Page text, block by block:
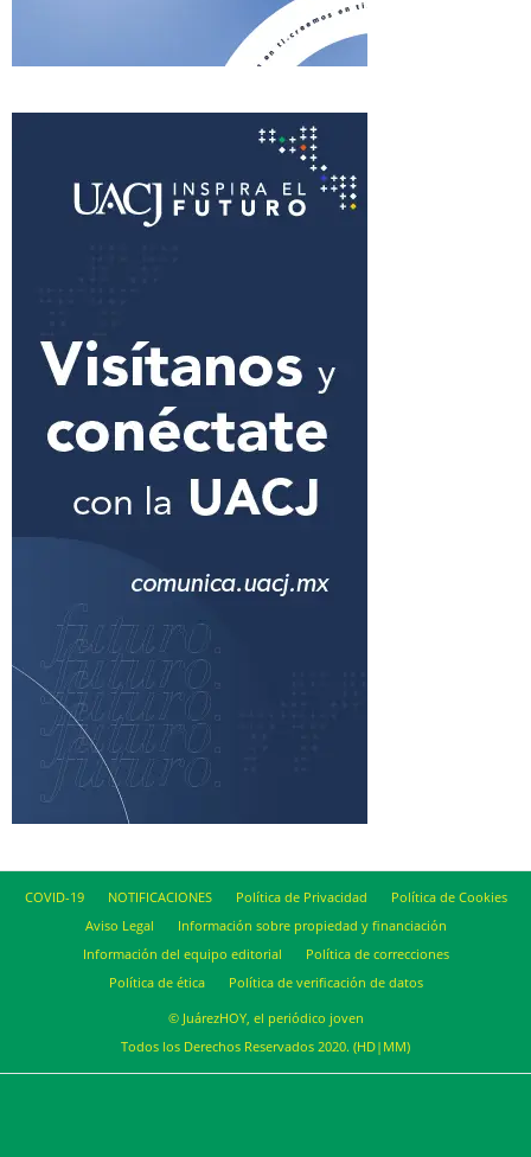
COVID-19 NOTIFICACIONES Política de Privacidad
Política de Cookies
Aviso Legal
Información sobre propiedad y financiación
Información del equipo editorial
Política de correcciones
Política de ética
Política de verificación de datos
© JuárezHOY, el periódico joven
Todos los Derechos Reservados 2020. (HD|MM)